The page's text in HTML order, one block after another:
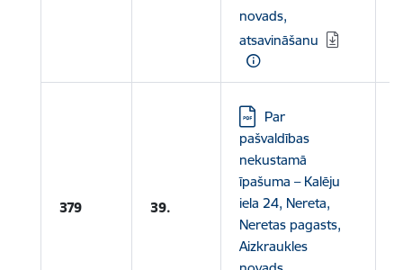
novads,
atsavināšanu
379 39.
Lejupielādēt:
Par
pašvaldības
nekustamā
īpašuma – Kalēju
iela 24, Nereta,
Neretas pagasts,
Aizkraukles